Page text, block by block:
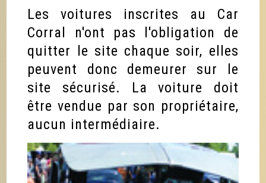
Les voitures inscrites au Car
Corral n'ont pas l'obligation de
quitter le site chaque soir, elles
peuvent donc demeurer sur le
site sécurisé. La voiture doit
être vendue par son propriétaire,
aucun intermédiaire.